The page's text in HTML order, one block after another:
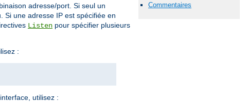
Commentaires
adresse/port. Si seul un
Si une adresse IP est spécifiée en
Listen pour spécifier plusieurs
:
utilisez :